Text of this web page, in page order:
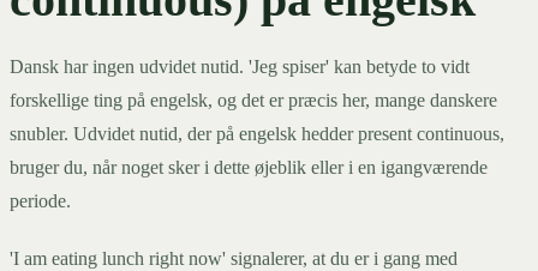
Dansk har ingen udvidet nutid. 'Jeg spiser' kan betyde to vidt
forskellige ting på engelsk, og det er præcis her, mange danskere
snubler. Udvidet nutid, der på engelsk hedder present continuous,
bruger du, når noget sker i dette øjeblik eller i en igangværende
periode.
'I am eating lunch right now' signalerer, at du er i gang med